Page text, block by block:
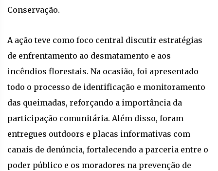
Conservação.
A ação teve como foco central discutir estratégias
de enfrentamento ao desmatamento e aos
incêndios florestais. Na ocasião, foi apresentado
todo o processo de identificação e monitoramento
das queimadas, reforçando a importância da
participação comunitária. Além disso, foram
entregues outdoors e placas informativas com
canais de denúncia, fortalecendo a parceria entre o
poder público e os moradores na prevenção de